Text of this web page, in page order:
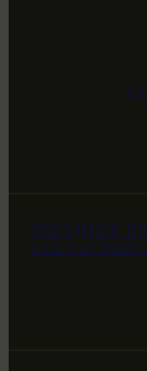
ЗВЕЗДНЫЕ
НАШ МИР ВЧЕРА